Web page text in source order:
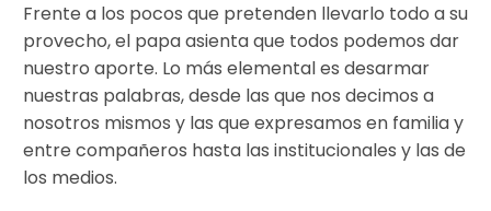
Frente a los pocos que pretenden llevarlo todo a su
provecho, el papa asienta que todos podemos dar
nuestro aporte. Lo más elemental es desarmar
nuestras palabras, desde las que nos decimos a
nosotros mismos y las que expresamos en familia y
entre compañeros hasta las institucionales y las de
los medios.